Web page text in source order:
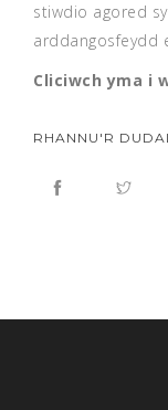
stiwdio agored
arddangosfeydd
Cliciwch yma i
RHANNU'R